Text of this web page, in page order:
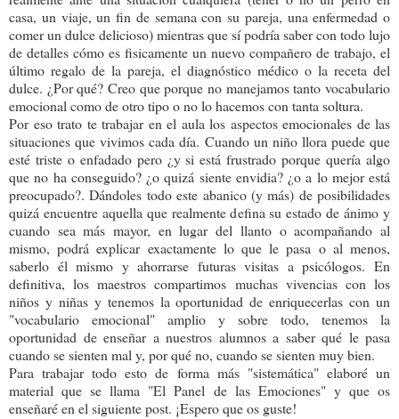
casa, un viaje, un fin de semana con su pareja, una enfermedad o
comer un dulce delicioso) mientras que sí podría saber con todo lujo
de detalles cómo es fisicamente un nuevo compañero de trabajo, el
último regalo de la pareja, el diagnóstico médico o la receta del
dulce. ¿Por qué? Creo que porque no manejamos tanto vocabulario
emocional como de otro tipo o no lo hacemos con tanta soltura.
Por eso trato te trabajar en el aula los aspectos emocionales de las
situaciones que vivimos cada día. Cuando un niño llora puede que
esté triste o enfadado pero ¿y si está frustrado porque quería algo
que no ha conseguido? ¿o quizá siente envidia? ¿o a lo mejor está
preocupado?. Dándoles todo este abanico (y más) de posibilidades
quizá encuentre aquella que realmente defina su estado de ánimo y
cuando sea más mayor, en lugar del llanto o acompañando al
mismo, podrá explicar exactamente lo que le pasa o al menos,
saberlo él mismo y ahorrarse futuras visitas a psicólogos. En
definitiva, los maestros compartimos muchas vivencias con los
niños y niñas y tenemos la oportunidad de enriquecerlas con un
"vocabulario emocional" amplio y sobre todo, tenemos la
oportunidad de enseñar a nuestros alumnos a saber qué le pasa
cuando se sienten mal y, por qué no, cuando se sienten muy bien.
Para trabajar todo esto de forma más "sistemática" elaboré un
material que se llama "El Panel de las Emociones" y que os
enseñaré en el siguiente post. ¡Espero que os guste!